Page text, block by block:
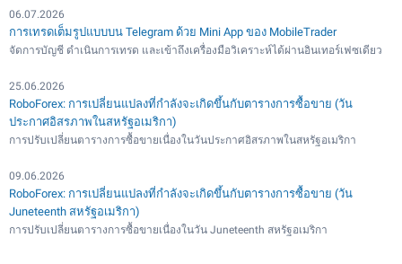
06.07.2026
การเทรดเต็มรูปแบบบน Telegram ด้วย Mini App ของ MobileTrader
จัดการบัญชี ดำเนินการเทรด และเข้าถึงเครื่องมือวิเคราะห์ได้ผ่านอินเทอร์เฟซเดียว
25.06.2026
RoboForex: การเปลี่ยนแปลงที่กำลังจะเกิดขึ้นกับตารางการซื้อขาย (วัน
ประกาศอิสรภาพในสหรัฐอเมริกา)
การปรับเปลี่ยนตารางการซื้อขายเนื่องในวันประกาศอิสรภาพในสหรัฐอเมริกา
09.06.2026
RoboForex: การเปลี่ยนแปลงที่กำลังจะเกิดขึ้นกับตารางการซื้อขาย (วัน
Juneteenth สหรัฐอเมริกา)
การปรับเปลี่ยนตารางการซื้อขายเนื่องในวัน Juneteenth สหรัฐอเมริกา